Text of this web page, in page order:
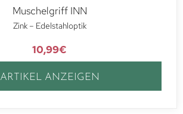
Muschelgriff INN
Zink – Edelstahloptik
10,99€
ARTIKEL ANZEIGEN